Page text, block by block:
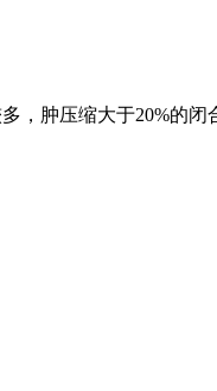
，肿压缩大于20%的闭